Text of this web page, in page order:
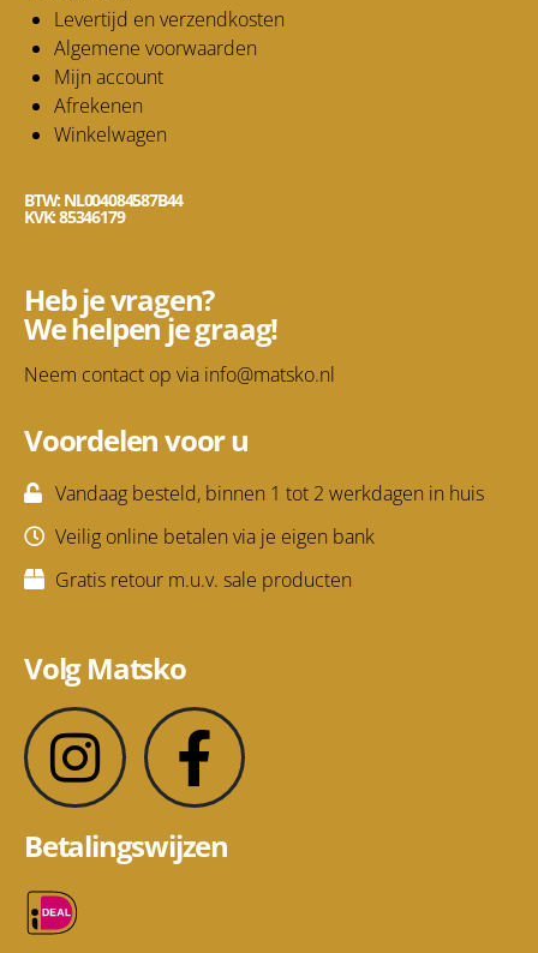
Levertijd en verzendkosten
Algemene voorwaarden
Mijn account
Afrekenen
Winkelwagen
BTW: NL004084587B44
KVK: 85346179
Heb je vragen?
We helpen je graag!
Neem contact op via info@matsko.nl
Voordelen voor u
Vandaag besteld, binnen 1 tot 2 werkdagen in huis
Veilig online betalen via je eigen bank
Gratis retour m.u.v. sale producten
Volg Matsko
Betalingswijzen